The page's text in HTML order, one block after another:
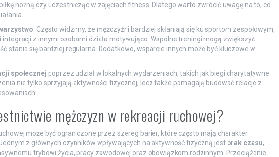
nożną czy uczestnicząc w zajęciach fitness. Dlatego warto zwrócić uwagę na to, co
. Często widzimy, że mężczyźni bardziej skłaniają się ku sportom zespołowym,
z innymi osobami działa motywująco. Wspólne treningi mogą zwiększyć
stanie się bardziej regularna. Dodatkowo, wsparcie innych może być kluczowe w
społecznej poprzez udział w lokalnych wydarzeniach, takich jak biegi charytatywne
nie tylko sprzyjają aktywności fizycznej, lecz także pomagają budować relacje z
mężczyzn w rekreacji ruchowej?
może być ograniczone przez szereg barier, które często mają charakter
z głównych czynników wpływających na aktywność fizyczną jest brak czasu,
trybowi życia, pracy zawodowej oraz obowiązkom rodzinnym. Przeciążenie